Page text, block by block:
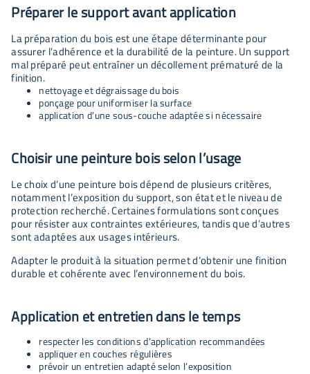
Préparer le support avant application
La préparation du bois est une étape déterminante pour
assurer l’adhérence et la durabilité de la peinture. Un support
mal préparé peut entraîner un décollement prématuré de la
finition.
nettoyage et dégraissage du bois
ponçage pour uniformiser la surface
application d’une sous-couche adaptée si nécessaire
Choisir une peinture bois selon l’usage
Le choix d’une peinture bois dépend de plusieurs critères,
notamment l’exposition du support, son état et le niveau de
protection recherché. Certaines formulations sont conçues
pour résister aux contraintes extérieures, tandis que d’autres
sont adaptées aux usages intérieurs.
Adapter le produit à la situation permet d’obtenir une finition
durable et cohérente avec l’environnement du bois.
Application et entretien dans le temps
respecter les conditions d’application recommandées
appliquer en couches régulières
prévoir un entretien adapté selon l’exposition